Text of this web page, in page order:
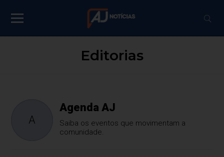
Editorias
A
Agenda AJ
Saiba os eventos que movimentam a
comunidade.